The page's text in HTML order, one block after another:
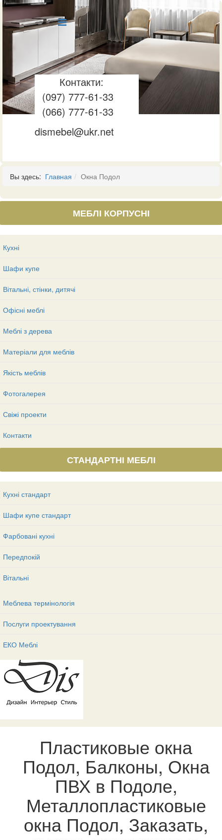
Контакти:
(097) 777-61-33
(066) 777-61-33
dismebel@ukr.net
Вы здесь: Главная Окна Подол
МЕБЛІ КОРПУСНІ
Кухні
Шафи купе
Вітальні, стінки, дитячі
Офісні меблі
Меблі з дерева
Матеріали для меблів
Якість меблів
Фотогалерея
Свіжі проекти
Контакти
СТАНДАРТНІ МЕБЛІ
Кухні стандарт
Шафи купе стандарт
Фарбовані кухні
Передпокій
Вітальні
Меблева термінологія
Послуги проектування
ЕКО Меблі
Пластиковые окна
Подол, Балконы, Окна
ПВХ в Подоле,
Металлопластиковые
окна Подол, Заказать,